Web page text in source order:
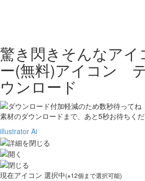
驚き閃きそんなアイ
ー(無料)アイコン
ウンロード
素材のダウンロードまで、あと5秒お待ちくだ
illustrator Ai
現在アイコン 選択中(※12個まで選択可能)